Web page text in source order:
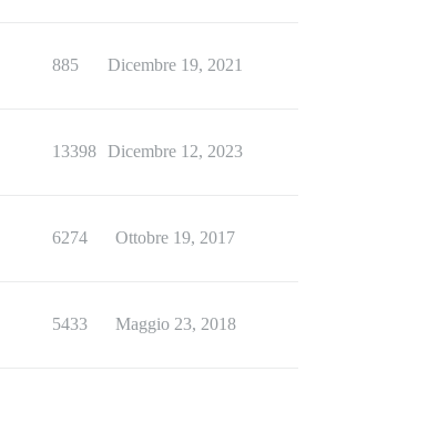
885 Dicembre 19, 2021
13398 Dicembre 12, 2023
6274 Ottobre 19, 2017
5433 Maggio 23, 2018